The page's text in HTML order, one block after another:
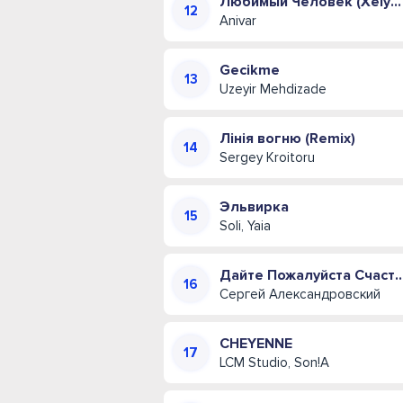
Anivar
Gecikme
Uzeyir Mehdizade
Лінія вогню (Remix)
Sergey Kroitoru
Эльвирка
Soli, Yaia
Дайте
Сергей Александровский
CHEYENNE
LCM Studio, Son!A